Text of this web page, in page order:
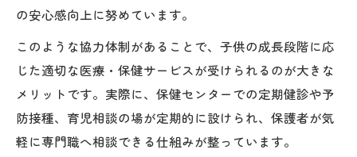
の安心感向上に努めています。
このような協力体制があることで、子供の成長段階に応
じた適切な医療・保健サービスが受けられるのが大きな
メリットです。実際に、保健センターでの定期健診や予
防接種、育児相談の場が定期的に設けられ、保護者が気
軽に専門職へ相談できる仕組みが整っています。